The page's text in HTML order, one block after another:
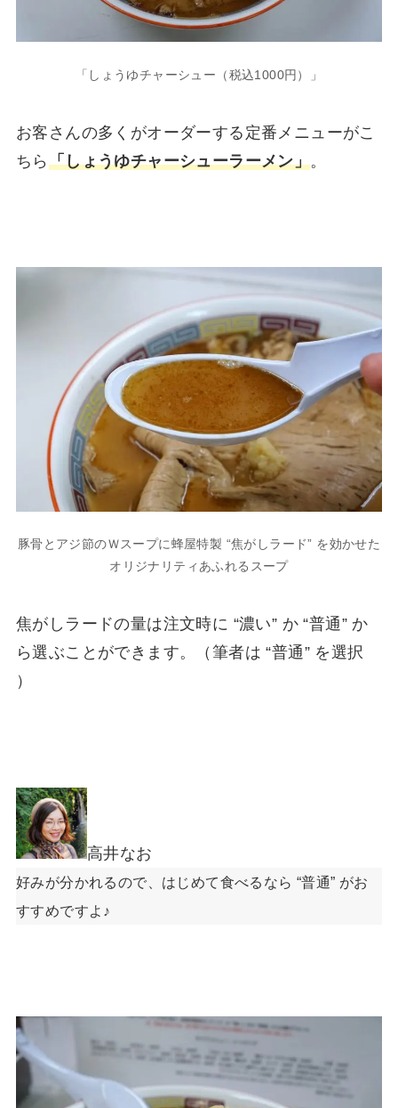
「しょうゆチャーシュー（税込1000円）」
お客さんの多くがオーダーする定番メニューがこ
ちら 「しょうゆチャーシューラーメン」。
豚骨とアジ節のＷスープに蜂屋特製 “焦がしラード” を効かせた
オリジナリティあふれるスープ
焦がしラードの量は注文時に “濃い” か “普通” か
ら選ぶことができます。（筆者は “普通” を選択
）
高井なお
好みが分かれるので、はじめて食べるなら “普通” がお
すすめですよ♪